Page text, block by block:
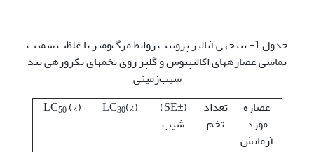
جدول 1- نتیجه­ی آنالیز پروبیت روابط مرگ‌ومیر با غلظت سمیت
تماسی عصاره­های اکالیپتوس و گلپر روی تخم­های یک­روزه­ی بید
سیب‌زمینی
عصاره
مورد
آزمایش
تعداد
تخم
(±SE)
شیب
(%)LC
30
(%) LC
50